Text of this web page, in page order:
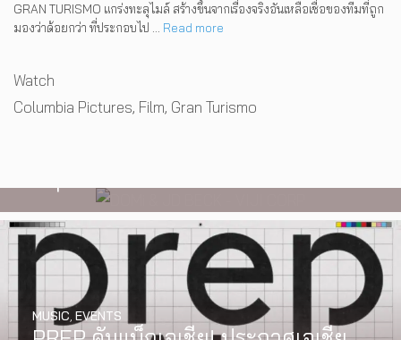
GRAN TURISMO แกร่งทะลุไมล์ สร้างขึ้นจากเรื่องจริงอันเหลือเชื่อของทีมที่ถูก
มองว่าด้อยกว่า ที่ประกอบไป … Read more
Categories
Watch
Tags
Columbia Pictures, Film, Gran Turismo
สองนักดนตรี หนึ่งบทสนทนาบนเวที
MUSIC
MUSIC EVENTS